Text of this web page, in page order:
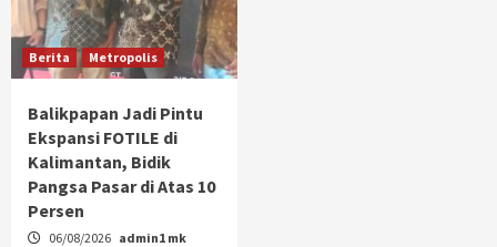
Berita Metropolis
Balikpapan Jadi Pintu
Ekspansi FOTILE di
Kalimantan, Bidik
Pangsa Pasar di Atas 10
Persen
06/08/2026 admin1 mk